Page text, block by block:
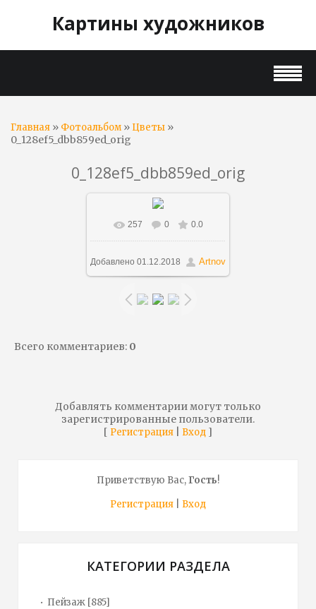
Картины художников
Главная » Фотоальбом» Цветы »
0_128ef5_dbb859ed_orig
0_128ef5_dbb859ed_orig
В реальном размере
900x1134 / 510.2Kb
257 0 0.0
Добавлено 01.12.2018 Artnov
Всего комментариев: 0
Добавлять комментарии могут только
зарегистрированные пользователи.
[ Регистрация Вход ]
Приветствую Вас,Гость!
Регистрация
Вход
КАТЕГОРИИ РАЗДЕЛА
Пейзаж [885]